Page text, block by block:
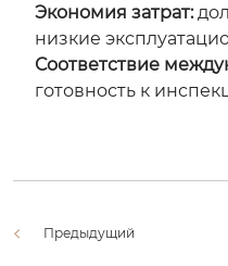
Экономия затрат:
низкие
Соответствие
готовность к
Предыдущий